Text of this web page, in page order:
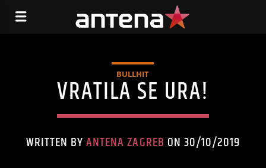
BULLHIT
VRATILA SE URA!
WRITTEN BYANTENA ZAGREB ON 30/10/2019